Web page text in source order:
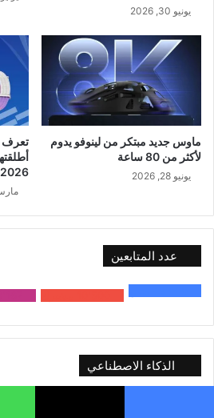
يونيو 30, 2026
ماوس جديد مبتكر من لينوفو يدوم
لأكثر من 80 ساعة
يونيو 28, 2026
مارس 7,
عدد المتابعين
الذكاء الاصطناعي